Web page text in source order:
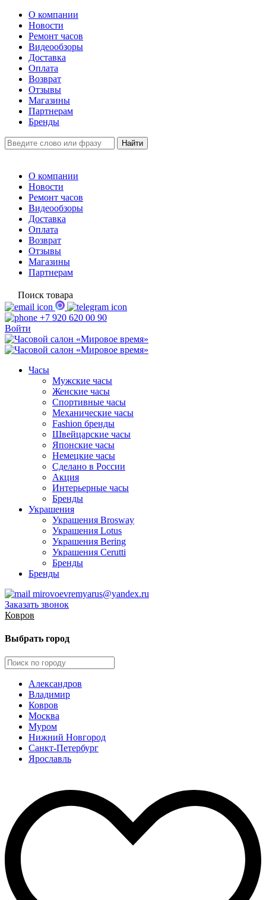
О компании
Новости
Ремонт часов
Видеообзоры
Доставка
Оплата
Возврат
Отзывы
Магазины
Партнерам
Бренды
О компании
Новости
Ремонт часов
Видеообзоры
Доставка
Оплата
Возврат
Отзывы
Магазины
Партнерам
Поиск товара
+7 920 620 00 90
Войти
Часы
Мужские часы
Женские часы
Спортивные часы
Механические часы
Fashion бренды
Швейцарские часы
Японские часы
Немецкие часы
Сделано в России
Акция
Интерьерные часы
Бренды
Украшения
Украшения Brosway
Украшения Lotus
Украшения Bering
Украшения Cerutti
Бренды
Бренды
mirovoevremyarus@yandex.ru
Заказать звонок
Ковров
Выбрать город
Александров
Владимир
Ковров
Москва
Муром
Нижний Новгород
Санкт-Петербург
Ярославль